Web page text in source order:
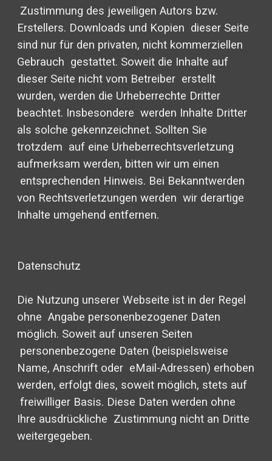
Zustimmung des jeweiligen Autors bzw.
Erstellers. Downloads und Kopien dieser Seite
sind nur für den privaten, nicht kommerziellen
Gebrauch gestattet. Soweit die Inhalte auf
dieser Seite nicht vom Betreiber erstellt
wurden, werden die Urheberrechte Dritter
beachtet. Insbesondere werden Inhalte Dritter
als solche gekennzeichnet. Sollten Sie
trotzdem auf eine Urheberrechtsverletzung
aufmerksam werden, bitten wir um einen
entsprechenden Hinweis. Bei Bekanntwerden
von Rechtsverletzungen werden wir derartige
Inhalte umgehend entfernen.
Datenschutz
Die Nutzung unserer Webseite ist in der Regel
ohne Angabe personenbezogener Daten
möglich. Soweit auf unseren Seiten
personenbezogene Daten (beispielsweise
Name, Anschrift oder eMail-Adressen) erhoben
werden, erfolgt dies, soweit möglich, stets auf
freiwilliger Basis. Diese Daten werden ohne
Ihre ausdrückliche Zustimmung nicht an Dritte
weitergegeben.